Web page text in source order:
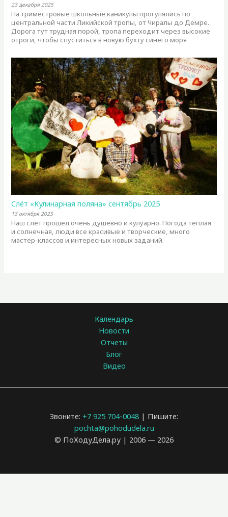
23 декабря 2025
На триместровые школьные каникулы прогулялись по
центральной части Ликийской тропы, от Чиралы до Демре.
Дорога тут трудная порой, тропа переходит через высокие
отроги, чтобы спуститься в новую бухту синего моря
Слёт «Кулинарная поляна» сентябрь 2025
13 октября 2025
Наш слет прошел очень душевно и кулуарно. Погода теплая
и солнечная, люди все красивые и творческие, много
мастер-классов и интересных новых заданий.
Календарь
Новости
Отчеты
Блог
Видео
Звоните: +7 925 704-0048 | Пишите:
pochta@pohodudela.ru
© ПоХодуДела.ру | 2006 — 2026